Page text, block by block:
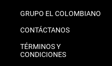
GRUPO EL COLOMBIANO
CONTÁCTANOS
TÉRMINOS Y
CONDICIONES